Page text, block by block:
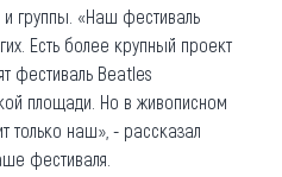
группы. «Наш фестиваль
Есть более крупный проект
фестиваль Beatles
площади. Но в живописном
только наш», - рассказал
фестиваля.